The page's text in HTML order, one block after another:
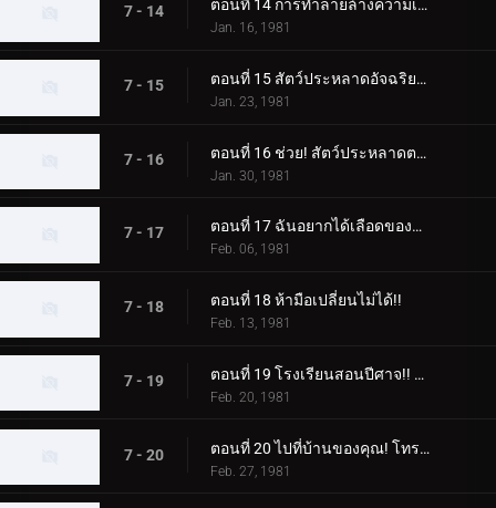
7 - 14 ตอนที่ 14 การทำลายล้างความเชื่อ แก๊สหัวเราะของศาสตราจารย์อสูร
Jan. 16, 1981
7 - 15 ตอนที่ 15 สัตว์ประหลาดอัจฉริยะปะทะไรเดอร์ในการแข่งขันแห่งปัญญา
Jan. 23, 1981
7 - 16 ตอนที่ 16 ช่วย! สัตว์ประหลาดตาเดียวเข้ามาโจมตี!
Jan. 30, 1981
7 - 17 ตอนที่ 17 ฉันอยากได้เลือดของคาซึยะ! ดาบประหลาดเรียก
Feb. 06, 1981
7 - 18 ตอนที่ 18 ห้ามือเปลี่ยนไม่ได้!!
Feb. 13, 1981
7 - 19 ตอนที่ 19 โรงเรียนสอนปีศาจ!! สัตว์ประหลาดวิทยุเทปที่น่าสะพรึงกลัว
Feb. 20, 1981
7 - 20 ตอนที่ 20 ไปที่บ้านของคุณ! โทรศัพท์ของ Dogma ดังขึ้นในคืนนี้
Feb. 27, 1981